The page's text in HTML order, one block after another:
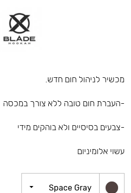
מכשיר לניהול חום חדש.
-העברת חום טובה ללא צורך במכסה
-צבעים בסיסיים ולא בוהקים מידי
עשוי אלומיניום
Space Gray